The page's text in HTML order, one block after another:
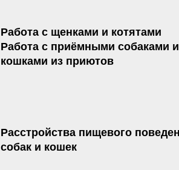
Работа с щенками и котятами
Работа с приёмными собаками и
кошками из приютов
Расстройства пищевого
собак и кошек